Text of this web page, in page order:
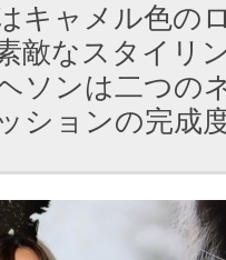
キャメル色の
敵なスタイリ
ソンは二つの
ションの完成